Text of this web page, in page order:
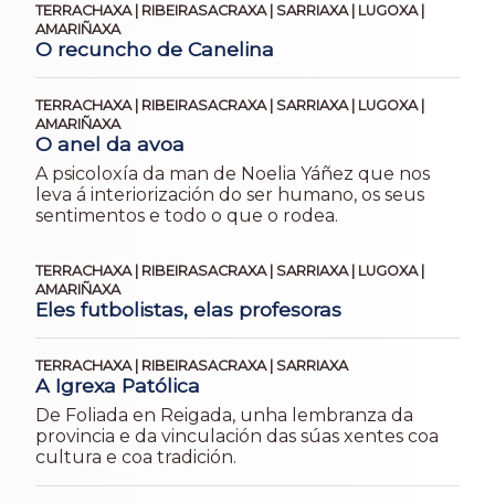
TERRACHAXA | RIBEIRASACRAXA | SARRIAXA | LUGOXA |
AMARIÑAXA
O recuncho de Canelina
TERRACHAXA | RIBEIRASACRAXA | SARRIAXA | LUGOXA |
AMARIÑAXA
O anel da avoa
A psicoloxía da man de Noelia Yáñez que nos
leva á interiorización do ser humano, os seus
sentimentos e todo o que o rodea.
TERRACHAXA | RIBEIRASACRAXA | SARRIAXA | LUGOXA |
AMARIÑAXA
Eles futbolistas, elas profesoras
TERRACHAXA | RIBEIRASACRAXA | SARRIAXA
A Igrexa Patólica
De Foliada en Reigada, unha lembranza da
provincia e da vinculación das súas xentes coa
cultura e coa tradición.